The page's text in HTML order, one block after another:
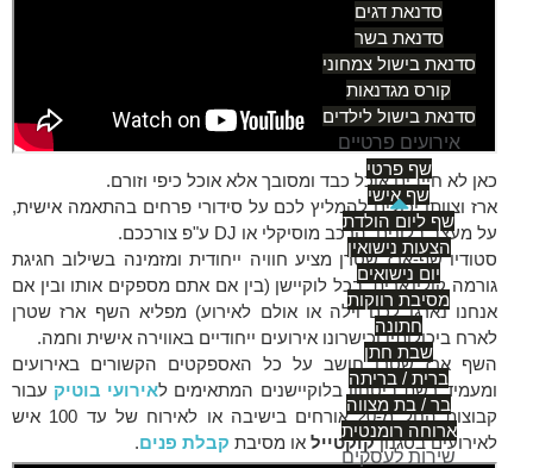
סדנאת דגים
סדנאת בשר
סדנאת בישול צמחוני
קורס מגדנאות
סדנאת בישול לילדים
אירועים פרטיים
שף פרטי
שף אישי
שף ליום הולדת
הצעות נישואין
יום נישואים
מסיבת רווקות
חתונה
שבת חתן
ברית / בריתה
בר / בת מצווה
ארוחה רומנטית
שירות לעסקים
כאן לא חייבים אוכל כבד ומסובך אלא אוכל כיפי וזורם.
ארז וצוותו יכולים להמליץ לכם על סידורי פרחים בהתאמה אישית,
על מעצב בלונים, הרכב מוסיקלי או DJ ע"פ צורככם.
סטודיו שף-ארז שטרן מציע חוויה ייחודית ומזמינה בשילוב חגיגת
גורמה קולינארית. בכל לוקיישן (בין אם אתם מספקים אותו ובין אם
אנחנו נארגן לכם וילה או אולם לאירוע) מפליא השף ארז שטרן
לארח ביכולותיו וכישרונו אירועים ייחודיים באווירה אישית וחמה.
השף ארז שטרן חושב על כל האספקטים הקשורים באירועים
ומעמיד רשת ביטחון בלוקיישנים המתאימים לאירועי בוטיק עבור
קבוצות החל מ-20 אורחים בישיבה או לאירוח של עד 100 איש
לאירועים בסגנוןקוקטייל או מסיבת קבלת פנים.